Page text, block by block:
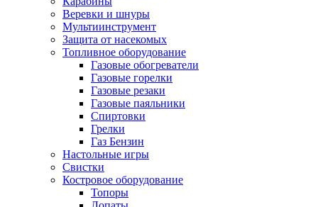
Веревки и шнуры
Мультиинструмент
Защита от насекомых
Топливное оборудование
Газовые обогреватели
Газовые горелки
Газовые резаки
Газовые паяльники
Спиртовки
Грелки
Газ Бензин
Настольные игры
Свистки
Костровое оборудование
Топоры